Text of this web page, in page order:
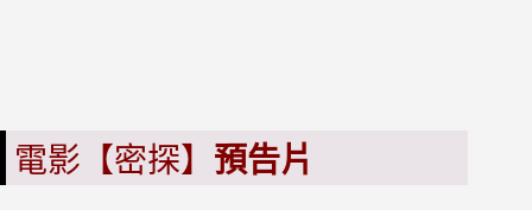
電影【密探】 預告片